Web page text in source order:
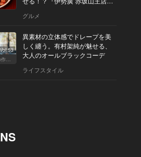
グルメ
Vol.53
東カレ女子の作り方
異素材の立体感でドレープを美
しく纏う。有村架純が魅せる、
大人のオールブラックコーデ
ライフスタイル